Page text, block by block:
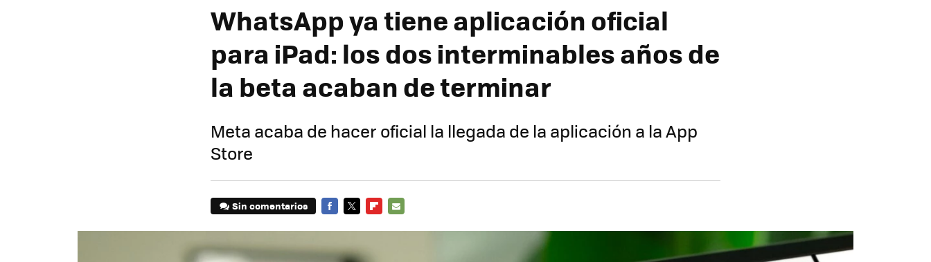
WhatsApp ya tiene aplicación oficial
para iPad: los dos interminables años de
la beta acaban de terminar
Meta acaba de hacer oficial la llegada de la aplicación a la App
Store
Sin comentarios